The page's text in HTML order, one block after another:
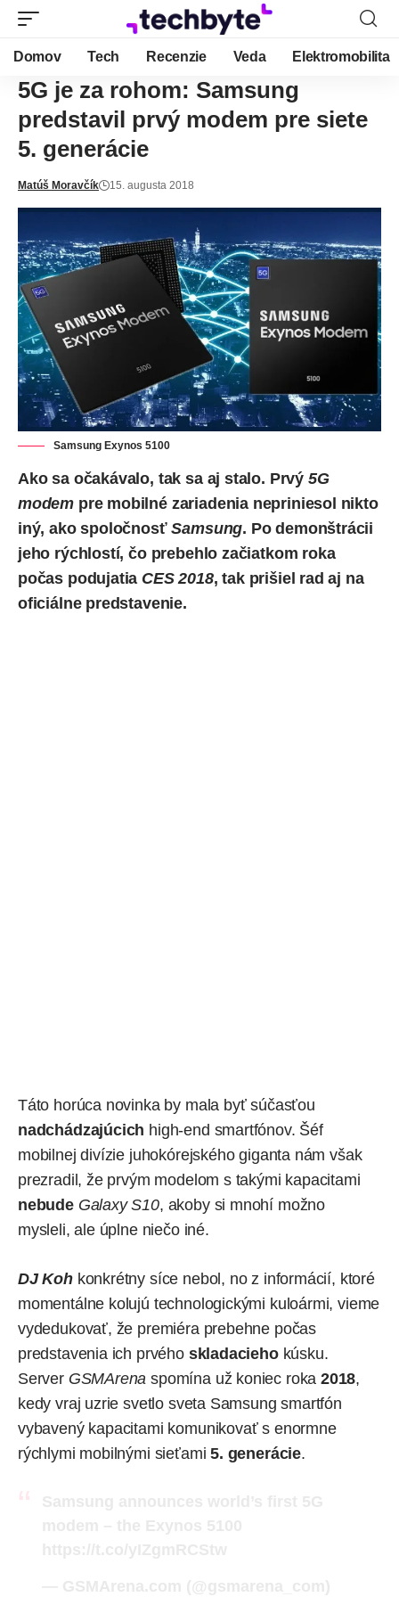
Domov Tech Recenzie Veda Elektromobilita
5G je za rohom: Samsung
predstavil prvý modem pre siete
5. generácie
Matúš Moravčík 15. augusta 2018
Samsung Exynos 5100
Ako sa očakávalo, tak sa aj stalo. Prvý5G
modem pre mobilné zariadenia nepriniesol nikto
iný, ako spoločnosťSamsung. Po demonštrácii
jeho rýchlostí, čo prebehlo začiatkom roka
počas podujatia CES 2018, tak prišiel rad aj na
oficiálne predstavenie.
Táto horúca novinka by mala byť súčasťou
nadchádzajúcich high-end smartfónov. Šéf
mobilnej divízie juhokórejského giganta nám však
prezradil, že prvým modelom s takými kapacitami
nebude Galaxy S10, akoby si mnohí možno
mysleli, ale úplne niečo iné.
DJ Koh konkrétny síce nebol, no z informácií, ktoré
momentálne kolujú technologickými kuloármi, vieme
vydedukovať, že premiéra prebehne počas
predstavenia ich prvého skladaciehokúsku.
Server GSMArena spomínauž koniec roka2018,
kedy vraj uzrie svetlo sveta Samsung smartfón
vybavený kapacitami komunikovať s enormne
rýchlymi mobilnými sieťami5. generácie.